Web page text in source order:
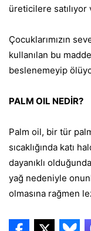
üreticilere satılıyor
Çocuklarımızın
kullanılan bu
beslenemeyip
PALM OIL NEDİR?
Palm oil, bir tür
sıcaklığında katı
dayanıklı
yağ nedeniyle
olmasına rağmen